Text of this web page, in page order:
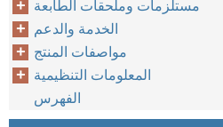
مستلزمات وملحقات الطابعة
الخدمة والدعم
مواصفات المنتج
المعلومات التنظيمية
الفهرس